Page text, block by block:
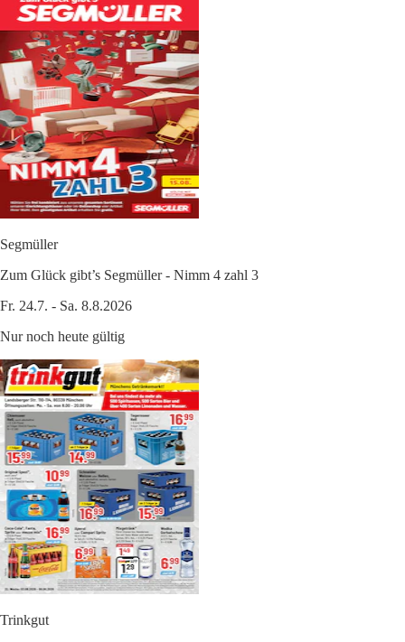
Segmüller
Zum Glück gibt’s Segmüller - Nimm 4 zahl 3
Fr. 24.7. - Sa. 8.8.2026
Nur noch heute gültig
Trinkgut